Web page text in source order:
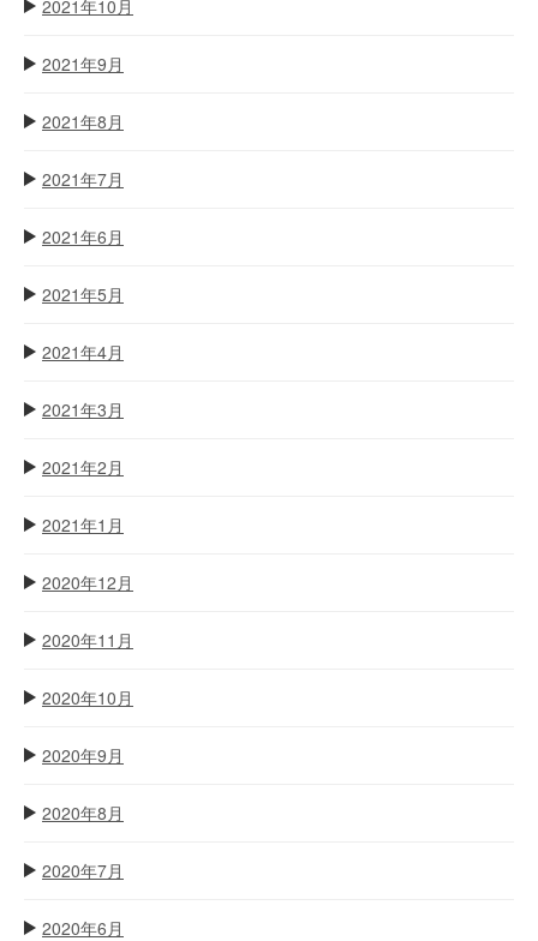
2021年10月
2021年9月
2021年8月
2021年7月
2021年6月
2021年5月
2021年4月
2021年3月
2021年2月
2021年1月
2020年12月
2020年11月
2020年10月
2020年9月
2020年8月
2020年7月
2020年6月